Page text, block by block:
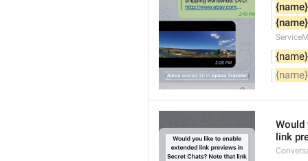
{name}
{name}
{name}
{name}
Would
link